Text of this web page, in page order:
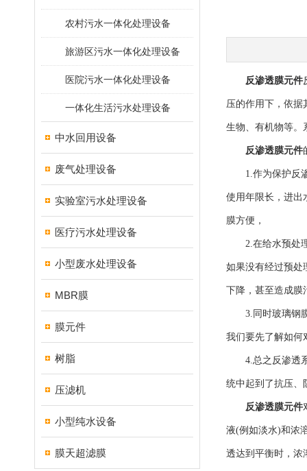
农村污水一体化处理设备
旅游区污水一体化处理设备
医院污水一体化处理设备
一体化生活污水处理设备
中水回用设备
废气处理设备
实验室污水处理设备
医疗污水处理设备
小型废水处理设备
MBR膜
膜元件
树脂
压滤机
小型纯水设备
膜天超滤膜
反渗透膜元件
压的作用下，依据
生物、有机物等。
反渗透膜元件
1.作为保护反渗
使用年限长，进出
膜方便，
2.在给水预处理
如果没有经过预处
下降，甚至造成膜
3.同时玻璃钢膜
我们要先了解如何
4.总之反渗透系
统中起到了抗压、
反渗透膜元件
液(例如淡水)和浓
透达到平衡时，浓